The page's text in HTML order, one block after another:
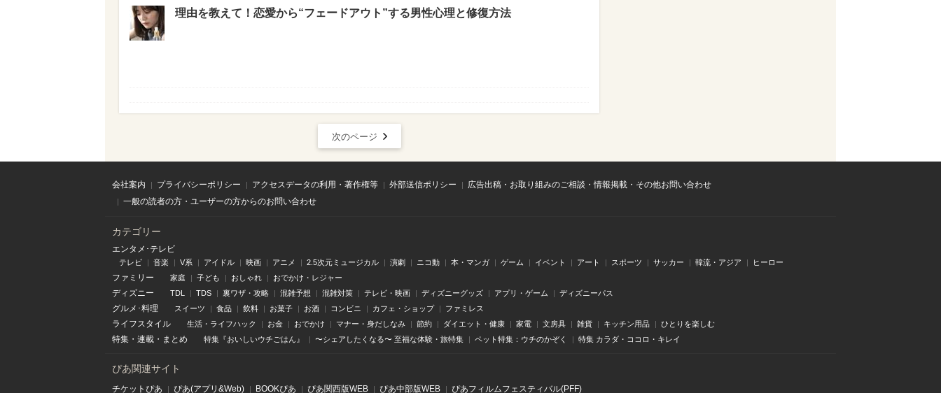
理由を教えて！恋愛から“フェードアウト”する男性心理と修復方法
次のページ
会社案内 プライバシーポリシー アクセスデータの利用・著作権等 外部送信ポリシー
広告出稿・お取り組みのご相談・情報掲載・その他お問い合わせ
一般の読者の方・ユーザーの方からのお問い合わせ
カテゴリー
エンタメ･テレビ
テレビ 音楽 V系 アイドル 映画 アニメ 2.5次元ミュージカル 演劇 ニコ動 本・マンガ ゲーム イベント アート スポーツ サッカー 韓流・アジア ヒーロー
ファミリー 家庭 子ども おしゃれ おでかけ・レジャー
ディズニー TDL TDS 裏ワザ・攻略 混雑予想 混雑対策 テレビ・映画 ディズニーグッズ アプリ・ゲーム ディズニーパス
グルメ･料理 スイーツ 食品 飲料 お菓子 お酒 コンビニ カフェ・ショップ ファミレス
ライフスタイル 生活・ライフハック お金 おでかけ マナー・身だしなみ 節約 ダイエット・健康 家電 文房具 雑貨 キッチン用品 ひとりを楽しむ
特集 ・ 連載 ・ まとめ 特集『おいしいウチごはん』 〜シェアしたくなる〜 至福な体験・旅特集 ペット特集：ウチのかぞく 特集 カラダ・ココロ・キレイ
ぴあ関連サイト
チケットぴあ ぴあ(アプリ&Web) BOOKぴあ ぴあ関⻄版WEB ぴあ中部版WEB ぴあフィルムフェスティバル(PFF)